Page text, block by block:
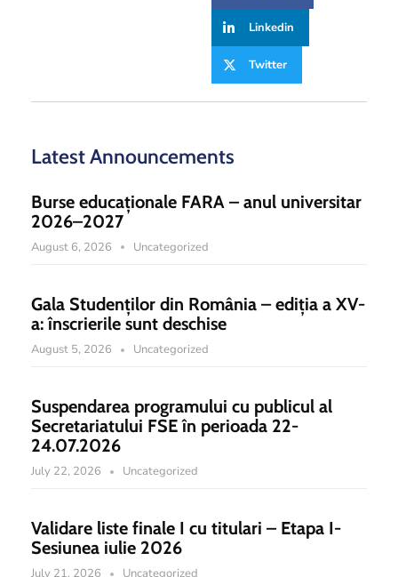
Linkedin
Twitter
Latest Announcements
Burse educaționale FARA – anul universitar
2026–2027
August 6, 2026 Uncategorized
Gala Studenților din România – ediția a XV-
a: înscrierile sunt deschise
August 5, 2026 Uncategorized
Suspendarea programului cu publicul al
Secretariatului FSE în perioada 22-
24.07.2026
July 22, 2026 Uncategorized
Validare liste finale I cu titulari – Etapa I-
Sesiunea iulie 2026
July 21, 2026 Uncategorized